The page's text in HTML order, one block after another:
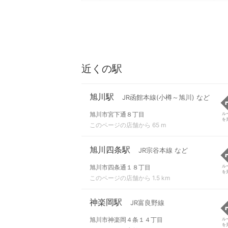
近くの駅
旭川駅 JR函館本線(小樽～旭川) など
旭川市宮下通８丁目
このページの店舗から 65 m
ル
を
旭川四条駅 JR宗谷本線 など
旭川市四条通１８丁目
このページの店舗から 1.5 km
ル
を
神楽岡駅 JR富良野線
旭川市神楽岡４条１４丁目
ル
を